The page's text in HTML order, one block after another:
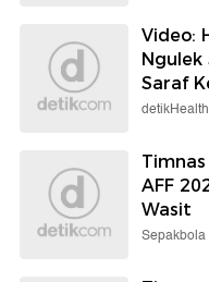
Video:
Ngulek
Saraf
detikHealth
AFF
Wasit
Sepakbola